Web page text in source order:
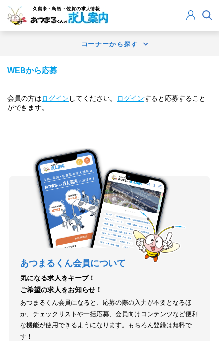
久留米・鳥栖・佐賀の求人情報
コーナーから探す
WEBから応募
会員の方はログイン してください。 ログインすると応募すること
ができます。
あつまるくん会員について
気になる求人をキープ！
ご希望の求人をお知らせ！
あつまるくん会員になると、応募の際の入力が不要となるほ
か、チェックリストや一括応募、会員向けコンテンツなど便利
な機能が使用できるようになります。もちろん登録は無料で
す！